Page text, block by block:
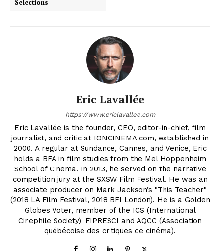
Selections
Eric Lavallée
https://www.ericlavallee.com
Eric Lavallée is the founder, CEO, editor-in-chief, film
journalist, and critic at IONCINEMA.com, established in
2000. A regular at Sundance, Cannes, and Venice, Eric
holds a BFA in film studies from the Mel Hoppenheim
School of Cinema. In 2013, he served on the narrative
competition jury at the SXSW Film Festival. He was an
associate producer on Mark Jackson’s "This Teacher"
(2018 LA Film Festival, 2018 BFI London). He is a Golden
Globes Voter, member of the ICS (International
Cinephile Society), FIPRESCI and AQCC (Association
québécoise des critiques de cinéma).